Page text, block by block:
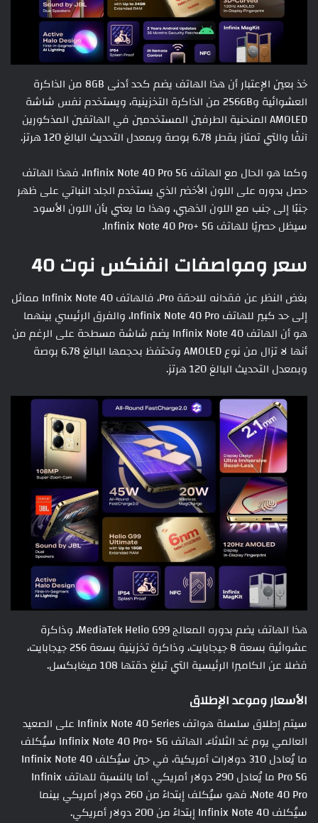
خذ بعين الإعتبار أن هذا الهاتف يضم كحد أدنى 8GB من الذاكرة
العشوائية و256GB من الذاكرة التخزينية، ويستخدم نفس شاشة
AMOLED المنحنية الطرفين المستخدمين في الهاتفين المذكورين
آنفًا والتي تمتاز بقطر 6.78 بوصة وبمعدل التحديث البالغ 120 هرتز.
وكما هو الحال مع الهاتف Infinix Note 40 Pro 5G، فهذا الهاتف
حصل بدوره على اللون الأخضر الذي يستخدم الجلد النباتي على ظهر
جنبًا إلى جنب مع اللون الذهبي، وهذا ما يعني بأن اللون الأسود
سيظل حصريًا للهاتف Infinix Note 40 Pro+ 5G.
سعر ومواصفات انفنكس نوت 40
بغض النظر عن فقدانه للاحقة Pro، فالهاتف Infinix Note 40 مماثل
إلى حد كبير للهاتف Infinix Note 40 Pro، والفرق الرئيسي بينهما
هو أن الهاتف Infinix Note 40 يضم شاشة مسطحة على الرغم من
أنها لا تزال من نوع AMOLED وتحتفظ بحجمها البالغ 6.78 بوصة
وبمعدل التحديث البالغ 120 هرتز.
هذا الهاتف يضم بدوره المعالج MediaTek Helio G99، وذاكرة
عشوائية بسعة 8 جيجابايت، وذاكرة تخزينية بسعة 256 جيجابايت،
فضلا عن الكاميرا الرئيسية التي تبلغ دقتها 108 ميغابكسل.
الأسعار وموعد الإطلاق
سيتم إطلاق سلسلة هواتف Infinix Note 40 Series على الصعيد
العالمي يوم غد الثلاثاء. الهاتف Infinix Note 40 Pro+ 5G سيُكلف
ما يُعادل 310 دولارات أمريكية، في حين سيُكلف Infinix Note 40
Pro 5G ما يُعادل 290 دولار أمريكي. أما بالنسبة للهاتف Infinix
Note 40 Pro، فهو سيُكلف إبتداءً من 260 دولار أمريكي بينما
سيُكلف Infinix Note 40 إبتداءً من 200 دولار أمريكي.